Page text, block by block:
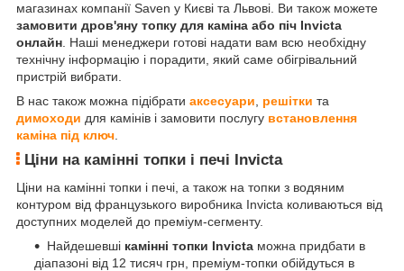
магазинах компанії Saven у Києві та Львові. Ви також можете
замовити дров'яну топку для каміна або піч Invicta
онлайн . Наші менеджери готові надати вам всю необхідну
технічну інформацію і порадити, який саме обігрівальний
пристрій вибрати.
В нас також можна підібрати аксесуари решітки та
димоходи для камінів і замовити послугу встановлення
каміна під ключ
Ціни на камінні топки і печі Invicta
Ціни на камінні топки і печі, а також на топки з водяним
контуром від французького виробника Invicta коливаються від
доступних моделей до преміум-сегменту.
Найдешевші камінні топки Invicta можна придбати в
діапазоні від 12 тисяч грн, преміум-топки обійдуться в